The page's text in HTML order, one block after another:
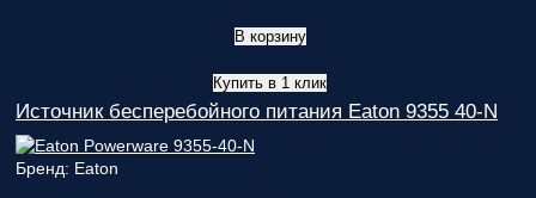
В корзину
Купить в 1 клик
Источник бесперебойного питания Eaton 9355 40-N
Бренд: Eaton